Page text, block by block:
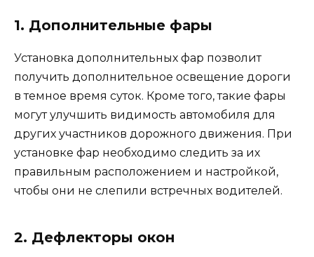
1. Дополнительные фары
Установка дополнительных фар позволит
получить дополнительное освещение дороги
в темное время суток. Кроме того, такие фары
могут улучшить видимость автомобиля для
других участников дорожного движения. При
установке фар необходимо следить за их
правильным расположением и настройкой,
чтобы они не слепили встречных водителей.
2. Дефлекторы окон